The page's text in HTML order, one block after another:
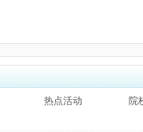
热点活动
院